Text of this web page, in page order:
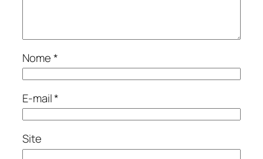
Nome*
E-mail*
Site